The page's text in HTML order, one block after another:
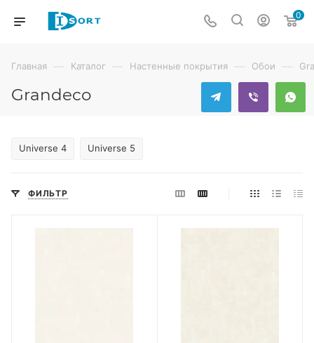
0
Главная — Каталог — Настенные покрытия — Обои —
Grandeco
Universe 4 Universe 5
ФИЛЬТР